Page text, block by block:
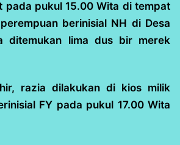
pada pukul 15.00 Wita di tempat
berinisial NH di Desa
ditemukan lima dus bir merek
razia dilakukan di kios milik
FY pada pukul 17.00 Wita